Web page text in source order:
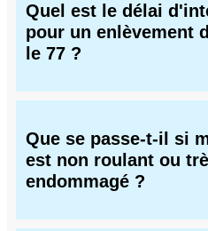
Quel est le délai
pour un enlèvement
le 77 ?
Que se passe-t-il si
est non roulant ou
endommagé ?